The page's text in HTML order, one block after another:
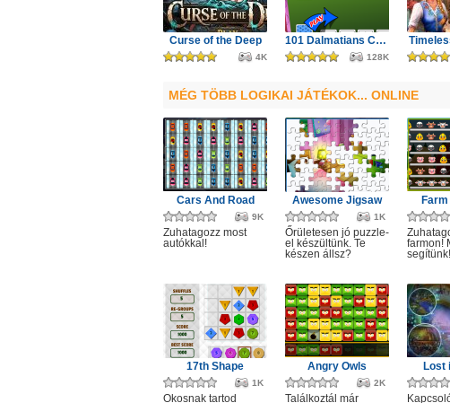
Curse of the Deep
4K
101 Dalmatians Card Battles
128K
MÉG TÖBB LOGIKAI JÁTÉKOK... ONLINE
Cars And Road
9K
Zuhatagozz most
autókkal!
Awesome Jigsaw
1K
Őrületesen jó puzzle-
el készültünk. Te
készen állsz?
farmon!
segítünk!
17th Shape
1K
Okosnak tartod
Angry Owls
2K
Találkoztál már
Lost